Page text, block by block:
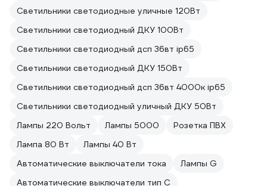
Светильники светодиодные уличные 120Вт
Светильники светодиодный ДКУ 100Вт
Светильники светодиодный дсп 36вт ip65
Светильники светодиодный ДКУ 150Вт
Светильники светодиодный дсп 36вт 4000к ip65
Светильники светодиодный уличный ДКУ 50Вт
Лампы 220 Вольт
Лампы 5000
Розетка ПВХ
Лампа 80 Вт
Лампы 40 Вт
Автоматические выключатели тока
Лампы G
Автоматические выключатели тип C